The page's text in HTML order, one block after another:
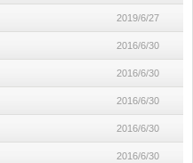
2019/6/27
2016/6/30
2016/6/30
2016/6/30
2016/6/30
2016/6/30